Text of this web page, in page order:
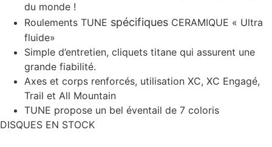
du monde !
Roulements TUNE spécifiques CERAMIQUE « Ultra
fluide»
Simple d’entretien, cliquets titane qui assurent une
grande fiabilité.
Axes et corps renforcés, utilisation XC, XC Engagé,
Trail et All Mountain
TUNE propose un bel éventail de 7 coloris
DISQUES EN STOCK